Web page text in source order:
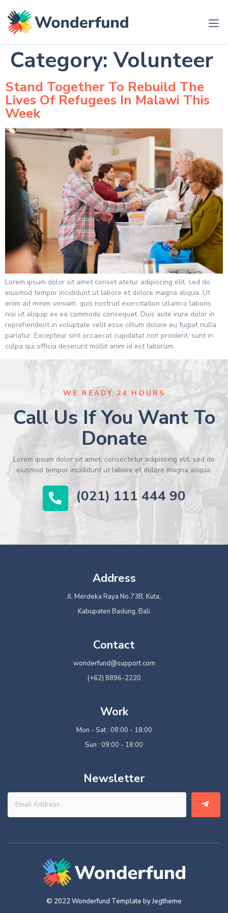
Category:Volunteer
Stand Together To Rebuild The
Lives Of Refugees In Malawi This
Week
Lorem ipsum dolor sit amet conset atetur adipiscing elit, sed do
eiusmod tempor incididunt ut labore et dolore magna aliqua. Ut
enim ad minim veniam, quis nostrud exercitation ullamco laboris
nisi ut aliquip ex ea commodo consequat. Duis aute irure dolor in
reprehenderit in voluptate velit esse cillum dolore eu fugiat nulla
pariatur. Excepteur sint occaecat cupidatat non proident, sunt in
culpa qui officia deserunt mollit anim id est laborum.
WE READY 24 HOURS
Call Us If You Want To
Donate
Lorem ipsum dolor sit amet, consectetur adipiscing elit, sed do
eiusmod tempor incididunt ut labore et dolore magna aliqua.
(021) 111 444 90
Address
Jl. Merdeka Raya No.73B, Kuta,
Kabupaten Badung, Bali
Contact
wonderfund@support.com
(+62) 8896-2220
Work
Mon - Sat : 08:00 - 18:00
Sun : 09:00 - 18:00
Newsletter
© 2022 Wonderfund Template by Jegtheme